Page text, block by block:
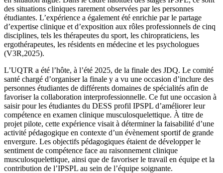
des situations cliniques rarement observées par les personnes
étudiantes. L’expérience a également été enrichie par le partage
d’expertise clinique et d’exposition aux rôles professionnels de cinq
disciplines, tels les thérapeutes du sport, les chiropraticiens, les
ergothérapeutes, les résidents en médecine et les psychologues
(V3R,2025).
L’UQTR a été l’hôte, à l’été 2025, de la finale des JDQ. Le comité
santé chargé d’organiser la finale y a vu une occasion d’inclure des
personnes étudiantes de différents domaines de spécialités afin de
favoriser la collaboration interprofessionnelle. Ce fut une occasion à
saisir pour les étudiantes du DESS profil IPSPL d’améliorer leur
compétence en examen clinique musculosquelettique. À titre de
projet pilote, cette expérience visait à déterminer la faisabilité d’une
activité pédagogique en contexte d’un évènement sportif de grande
envergure. Les objectifs pédagogiques étaient de développer le
sentiment de compétence face au raisonnement clinique
musculosquelettique, ainsi que de favoriser le travail en équipe et la
contribution de l’IPSPL au sein de l’équipe soignante.